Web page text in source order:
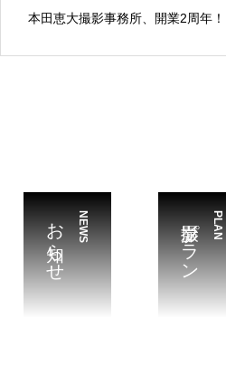
本田恵大撮影事務所、開業2周年！
NEWS
お知らせ PLAN
撮影プラン